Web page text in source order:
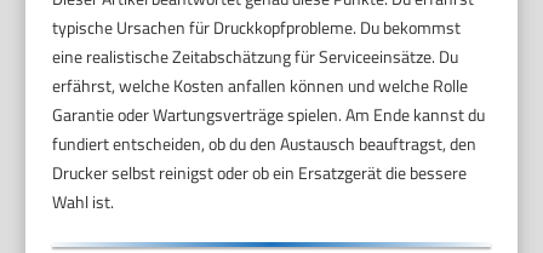
typische Ursachen für Druckkopfprobleme. Du bekommst
eine realistische Zeitabschätzung für Serviceeinsätze. Du
erfährst, welche Kosten anfallen können und welche Rolle
Garantie oder Wartungsverträge spielen. Am Ende kannst du
fundiert entscheiden, ob du den Austausch beauftragst, den
Drucker selbst reinigst oder ob ein Ersatzgerät die bessere
Wahl ist.